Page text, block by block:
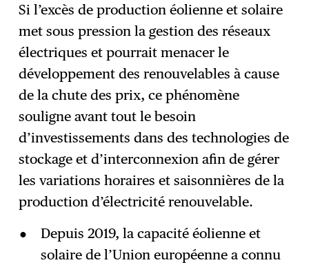
Si l’excès de production éolienne et solaire
met sous pression la gestion des réseaux
électriques et pourrait menacer le
développement des renouvelables à cause
de la chute des prix, ce phénomène
souligne avant tout le besoin
d’investissements dans des technologies de
stockage et d’interconnexion afin de gérer
les variations horaires et saisonnières de la
production d’électricité renouvelable.
Depuis 2019, la capacité éolienne et
solaire de l’Union européenne a connu